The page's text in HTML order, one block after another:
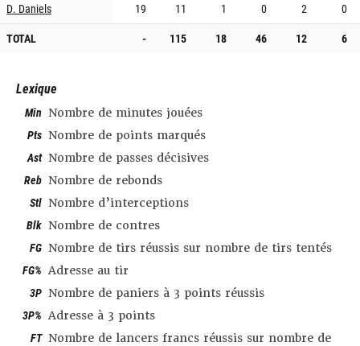
D. Daniels
19 11 1 0 2
0
TOTAL
- 115 18 46 12 6
Lexique
Min Nombre de minutes jouées
Pts Nombre de points marqués
Ast Nombre de passes décisives
Reb Nombre de rebonds
Stl Nombre d’interceptions
Blk Nombre de contres
FG Nombre de tirs réussis sur nombre de tirs tentés
FG% Adresse au tir
3P Nombre de paniers à 3 points réussis
3P% Adresse à 3 points
FT Nombre de lancers francs réussis sur nombre de